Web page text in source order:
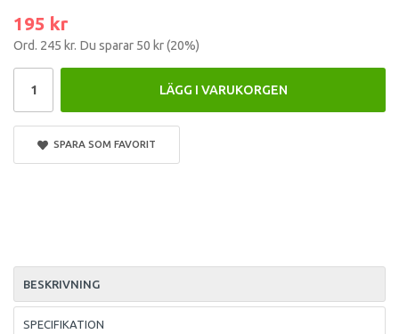
195 kr
Ord. 245 kr. Du sparar 50 kr(20%)
LÄGG I VARUKORGEN
SPARA SOM FAVORIT
BESKRIVNING
SPECIFIKATION